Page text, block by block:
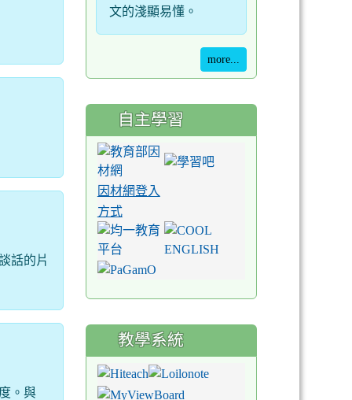
話的片
。與
文的淺顯易懂。
more...
自主學習
因材網登入
方式
教學系統